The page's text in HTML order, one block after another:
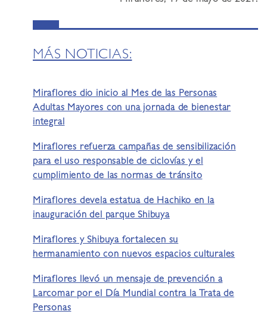
MÁS NOTICIAS:
Miraflores dio inicio al Mes de las Personas
Adultas Mayores con una jornada de bienestar
integral
Miraflores refuerza campañas de sensibilización
para el uso responsable de ciclovías y el
cumplimiento de las normas de tránsito
Miraflores devela estatua de Hachiko en la
inauguración del parque Shibuya
Miraflores y Shibuya fortalecen su
hermanamiento con nuevos espacios culturales
Miraflores llevó un mensaje de prevención a
Larcomar por el Día Mundial contra la Trata de
Personas